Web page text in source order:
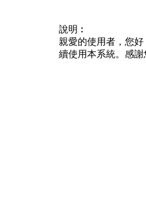
說明︰
親愛的使用者，您
續使用本系統。感謝